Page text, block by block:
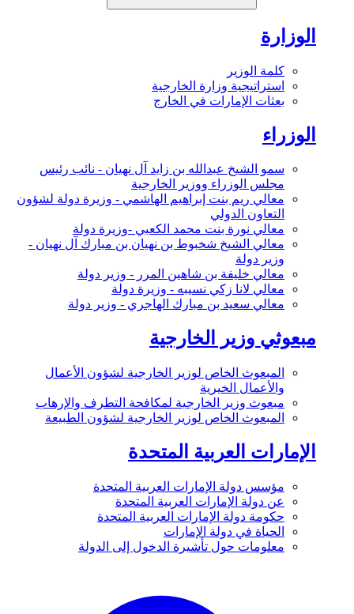
الوزارة
كلمة الوزير
استراتيجية وزارة الخارجية
بعثات الإمارات في الخارج
الوزراء
سمو الشيخ عبدالله بن زايد آل نهيان - نائب رئيس
مجلس الوزراء ووزير الخارجية
معالي ريم بنت إبراهيم الهاشمي - وزيرة دولة لشؤون
التعاون الدولي
معالي نورة بنت محمد الكعبي -وزيرة دولة
معالي الشيخ شخبوط بن نهيان بن مبارك آل نهيان -
وزير دولة
معالي خليفة بن شاهين المرر - وزير دولة
معالي لانا زكي نسيبه - وزيرة دولة
معالي سعيد بن مبارك الهاجري - وزير دولة
مبعوثي وزير الخارجية
المبعوث الخاص لوزير الخارجية لشؤون الأعمال
والأعمال الخيرية
مبعوث وزير الخارجية لمكافحة التطرف والإرهاب
المبعوث الخاص لوزير الخارجية لشؤون الطبيعة
الإمارات العربية المتحدة
مؤسس دولة الإمارات العربية المتحدة
عن دولة الإمارات العربية المتحدة
حكومة دولة الإمارات العربية المتحدة
الحياة في دولة الإمارات
معلومات حول تأشيرة الدخول إلى الدولة